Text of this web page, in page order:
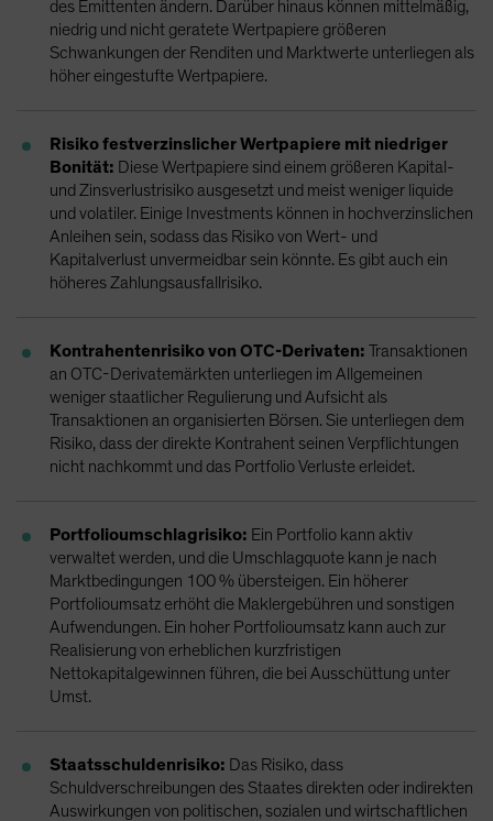
des Emittenten ändern. Darüber hinaus können mittelmäßig,
niedrig und nicht geratete Wertpapiere größeren
Schwankungen der Renditen und Marktwerte unterliegen als
höher eingestufte Wertpapiere.
Risiko festverzinslicher Wertpapiere mit niedriger
Bonität: Diese Wertpapiere sind einem größeren Kapital-
und Zinsverlustrisiko ausgesetzt und meist weniger liquide
und volatiler. Einige Investments können in hochverzinslichen
Anleihen sein, sodass das Risiko von Wert- und
Kapitalverlust unvermeidbar sein könnte. Es gibt auch ein
höheres Zahlungsausfallrisiko.
Kontrahentenrisiko von OTC-Derivaten: Transaktionen
an OTC-Derivatemärkten unterliegen im Allgemeinen
weniger staatlicher Regulierung und Aufsicht als
Transaktionen an organisierten Börsen. Sie unterliegen dem
Risiko, dass der direkte Kontrahent seinen Verpflichtungen
nicht nachkommt und das Portfolio Verluste erleidet.
Portfolioumschlagrisiko: Ein Portfolio kann aktiv
verwaltet werden, und die Umschlagquote kann je nach
Marktbedingungen 100 % übersteigen. Ein höherer
Portfolioumsatz erhöht die Maklergebühren und sonstigen
Aufwendungen. Ein hoher Portfolioumsatz kann auch zur
Realisierung von erheblichen kurzfristigen
Nettokapitalgewinnen führen, die bei Ausschüttung unter
Umst.
Staatsschuldenrisiko: Das Risiko, dass
Schuldverschreibungen des Staates direkten oder indirekten
Auswirkungen von politischen, sozialen und wirtschaftlichen